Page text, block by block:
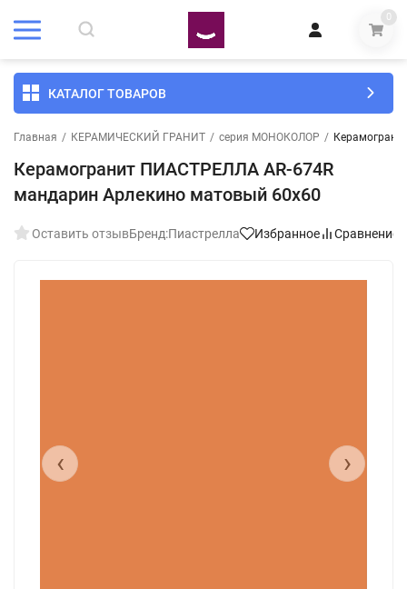
0
КАТАЛОГ ТОВАРОВ
Главная / КЕРАМИЧЕСКИЙ ГРАНИТ / серия МОНОКОЛОР /
Керамогранит ПИАСТРЕЛЛА AR-674R
мандарин Арлекино матовый 60x60
Оставить отзывБренд:Пиастрелла Избранное Сравнение
‹ ›